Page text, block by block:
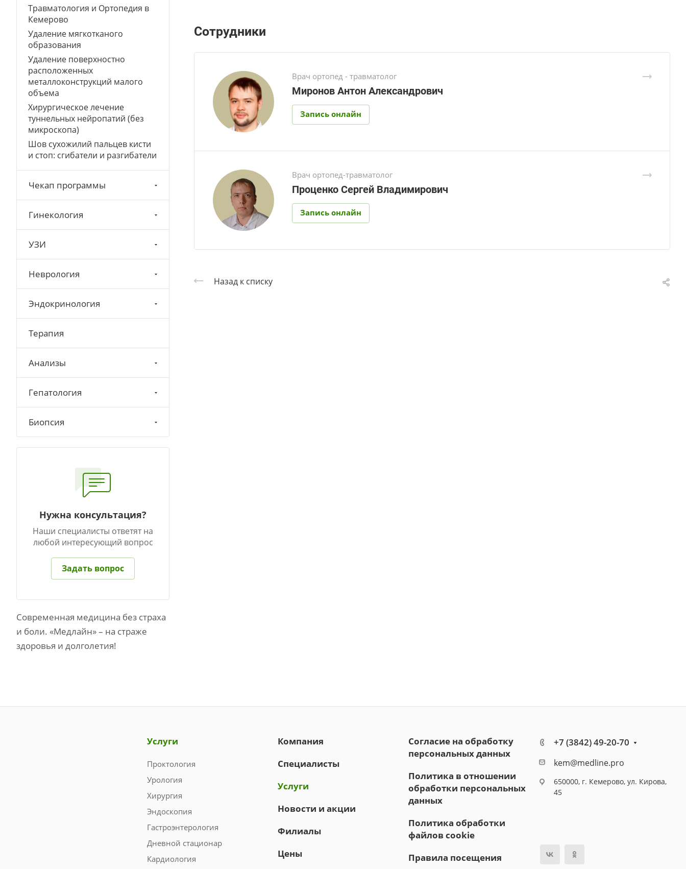
Сотрудники
Врач ортопед - травматолог
Миронов Антон Александрович
Запись онлайн
Врач ортопед-травматолог
Проценко Сергей Владимирович
Запись онлайн
Назад к списку
Травматология и Ортопедия в
Кемерово
Удаление мягкотканого
образования
Удаление поверхностно
расположенных
металлоконструкций малого
объема
Хирургическое лечение
туннельных нейропатий (без
микроскопа)
Шов сухожилий пальцев кисти
и стоп: сгибатели и разгибатели
Чекап программы
Гинекология
УЗИ
Неврология
Эндокринология
Терапия
Анализы
Гепатология
Биопсия
Нужна консультация?
Наши специалисты ответят на
любой интересующий вопрос
Задать вопрос
Современная медицина без страха
и боли. «Медлайн» – на страже
здоровья и долголетия!
Услуги
Проктология
Урология
Хирургия
Эндоскопия
Гастроэнтерология
Дневной стационар
Кардиология
Компания
Специалисты
Услуги
Новости и акции
Филиалы
Цены
Согласие на обработку
персональных данных
Политика в отношении
обработки персональных
данных
Политика обработки
файлов cookie
Правила посещения
+7 (3842) 49-20-70
kem@medline.pro
650000, г. Кемерово, ул. Кирова,
45